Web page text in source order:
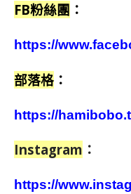
FB粉絲團 ：
https://
部落格 ：
https://
Instagram ：
https://